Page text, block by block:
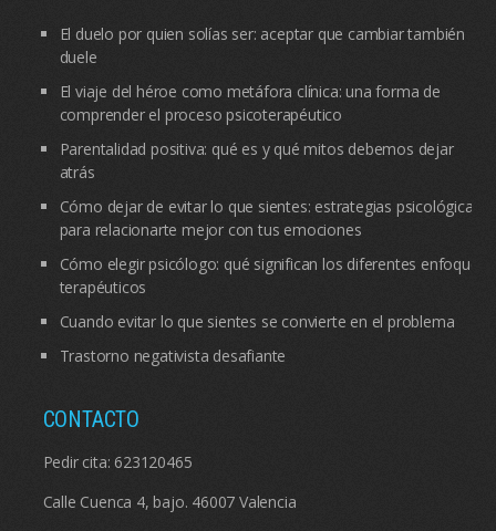
El duelo por quien solías ser: aceptar que cambiar también
duele
El viaje del héroe como metáfora clínica: una forma de
comprender el proceso psicoterapéutico
Parentalidad positiva: qué es y qué mitos debemos dejar
atrás
Cómo dejar de evitar lo que sientes: estrategias psicológicas
para relacionarte mejor con tus emociones
Cómo elegir psicólogo: qué significan los diferentes enfoques
terapéuticos
Cuando evitar lo que sientes se convierte en el problema
Trastorno negativista desafiante
CONTACTO
Pedir cita: 623120465
Calle Cuenca 4, bajo. 46007 Valencia